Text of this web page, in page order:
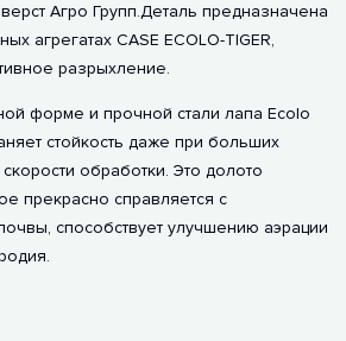
Агро Групп.Деталь предназначена
агрегатах CASE ECOLO-TIGER,
разрыхление.
форме и прочной стали лапа Ecolo
стойкость даже при больших
обработки. Это долото
прекрасно справляется с
способствует улучшению аэрации